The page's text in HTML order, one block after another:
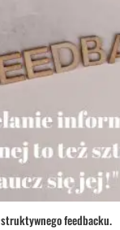
feedbacku.